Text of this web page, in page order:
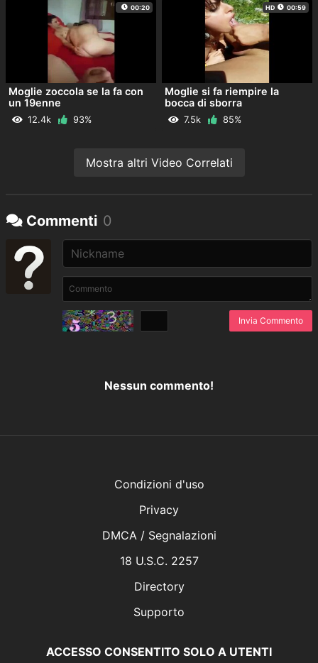
00:20
Moglie zoccola se la fa con
un 19enne
12.4k 93%
HD 00:59
Moglie si fa riempire la
bocca di sborra
7.5k 85%
Mostra altri Video Correlati
Commenti 0
Invia Commento
Nessun commento!
Condizioni d'uso
Privacy
DMCA / Segnalazioni
18 U.S.C. 2257
Directory
Supporto
ACCESSO CONSENTITO SOLO A UTENTI